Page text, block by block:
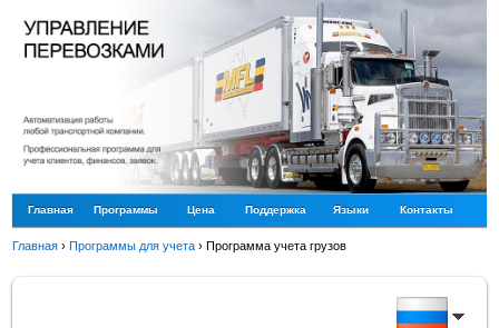
Главная Программы Цена Поддержка Языки Контакты
Главная ›Программы для учета ›Программа учета грузов